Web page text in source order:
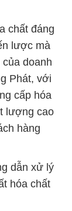
chất đáng
lược mà
doanh
Phát, với
cấp hóa
lượng cao
hàng
dẫn xử lý
hóa chất